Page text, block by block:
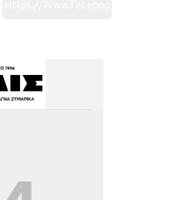
Ref=pages_you_mana